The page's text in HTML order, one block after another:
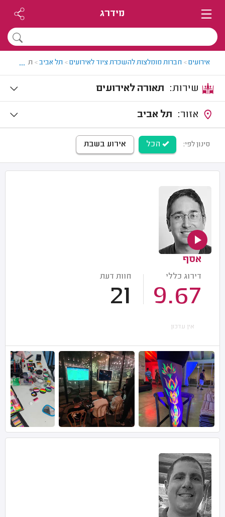
מידרג
אירועים> חברות מומלצות להשכרת ציוד לאירועים> תל אביב> תאורה
...
תאורה לאירועים
תל אביב
סינון לפי: הכל אירוע בשבת
אסף
דירוג כללי
9.67
חוות דעת
21
אין עדכון